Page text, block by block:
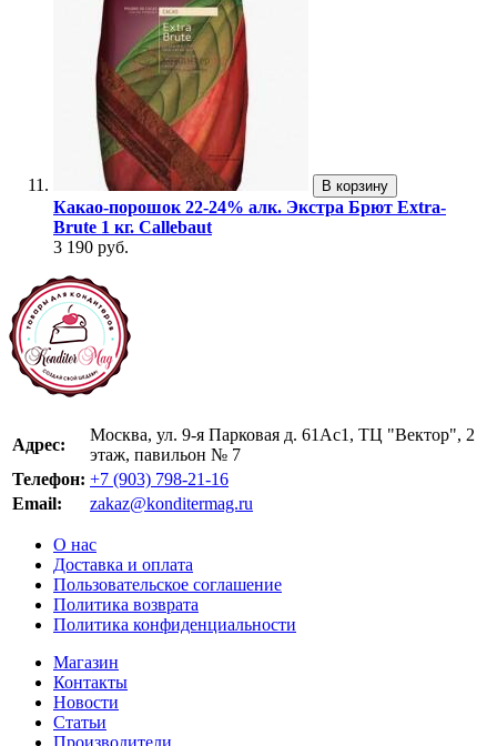
В корзину
Какао-порошок 22-24% алк. Экстра Брют Extra-
Brute 1 кг. Callebaut
3 190 руб.
Адрес:
Москва, ул. 9-я Парковая д. 61Ас1, ТЦ "Вектор", 2
этаж, павильон № 7
Телефон: +7 (903) 798-21-16
Email:
zakaz@konditermag.ru
О нас
Доставка и оплата
Пользовательское соглашение
Политика возврата
Политика конфиденциальности
Магазин
Контакты
Новости
Статьи